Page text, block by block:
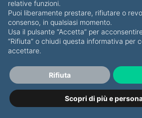
Mi occupo di Pianificazione e
per famiglie e imprese, utilizzando
relative funzioni.
Puoi liberamente prestare, rifiutare o
consenso, in qualsiasi momento.
Usa il pulsante “Accetta” per
“Rifiuta” o chiudi questa informativa per
accettare.
Scopri di più e
Rifiuta